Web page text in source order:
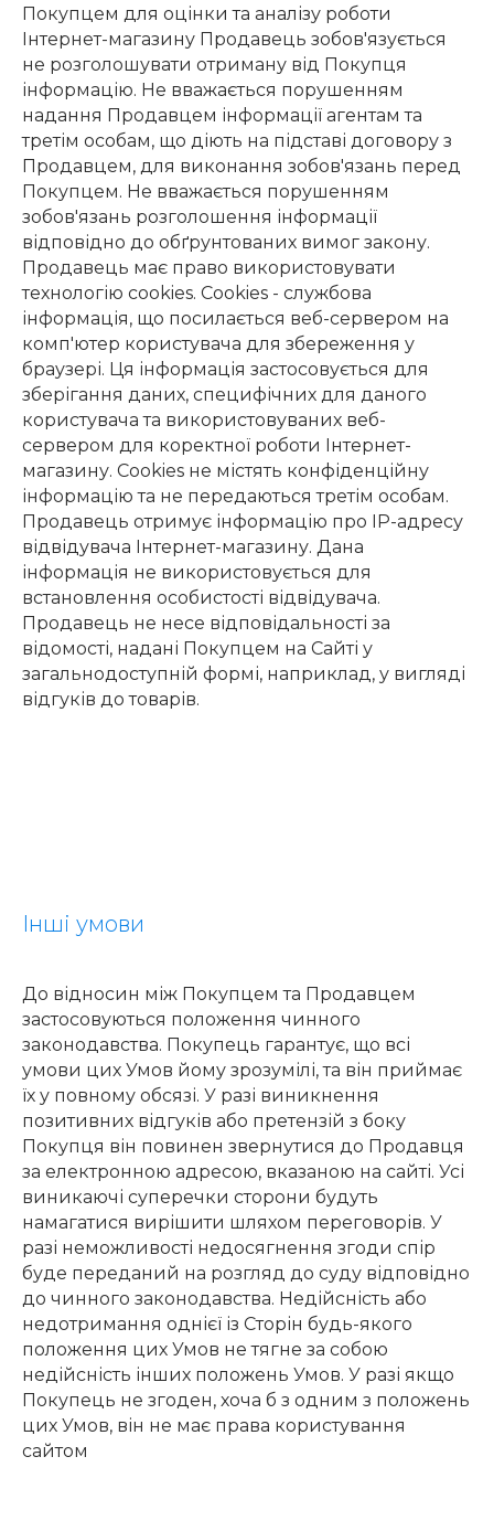
Покупцем для оцінки та аналізу роботи
Інтернет-магазину Продавець зобов'язується
не розголошувати отриману від Покупця
інформацію. Не вважається порушенням
надання Продавцем інформації агентам та
третім особам, що діють на підставі договору з
Продавцем, для виконання зобов'язань перед
Покупцем. Не вважається порушенням
зобов'язань розголошення інформації
відповідно до обґрунтованих вимог закону.
Продавець має право використовувати
технологію cookies. Cookies - службова
інформація, що посилається веб-сервером на
комп'ютер користувача для збереження у
браузері. Ця інформація застосовується для
зберігання даних, специфічних для даного
користувача та використовуваних веб-
сервером для коректної роботи Інтернет-
магазину. Cookies не містять конфіденційну
інформацію та не передаються третім особам.
Продавець отримує інформацію про IP-адресу
відвідувача Інтернет-магазину. Дана
інформація не використовується для
встановлення особистості відвідувача.
Продавець не несе відповідальності за
відомості, надані Покупцем на Сайті у
загальнодоступній формі, наприклад, у вигляді
відгуків до товарів.
Інші умови
До відносин між Покупцем та Продавцем
застосовуються положення чинного
законодавства. Покупець гарантує, що всі
умови цих Умов йому зрозумілі, та він приймає
їх у повному обсязі. У разі виникнення
позитивних відгуків або претензій з боку
Покупця він повинен звернутися до Продавця
за електронною адресою, вказаною на сайті. Усі
виникаючі суперечки сторони будуть
намагатися вирішити шляхом переговорів. У
разі неможливості недосягнення згоди спір
буде переданий на розгляд до суду відповідно
до чинного законодавства. Недійсність або
недотримання однієї із Сторін будь-якого
положення цих Умов не тягне за собою
недійсність інших положень Умов. У разі якщо
Покупець не згоден, хоча б з одним з положень
цих Умов, він не має права користування
сайтом